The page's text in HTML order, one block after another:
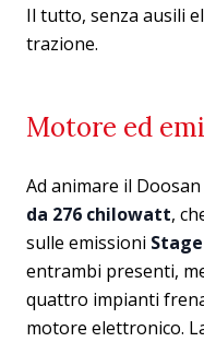
Il tutto, senza ausili
trazione.
Motore ed
Ad animare il
da 276 chilowatt,
sulle emissioni
entrambi presenti,
quattro impianti
motore elettronico.